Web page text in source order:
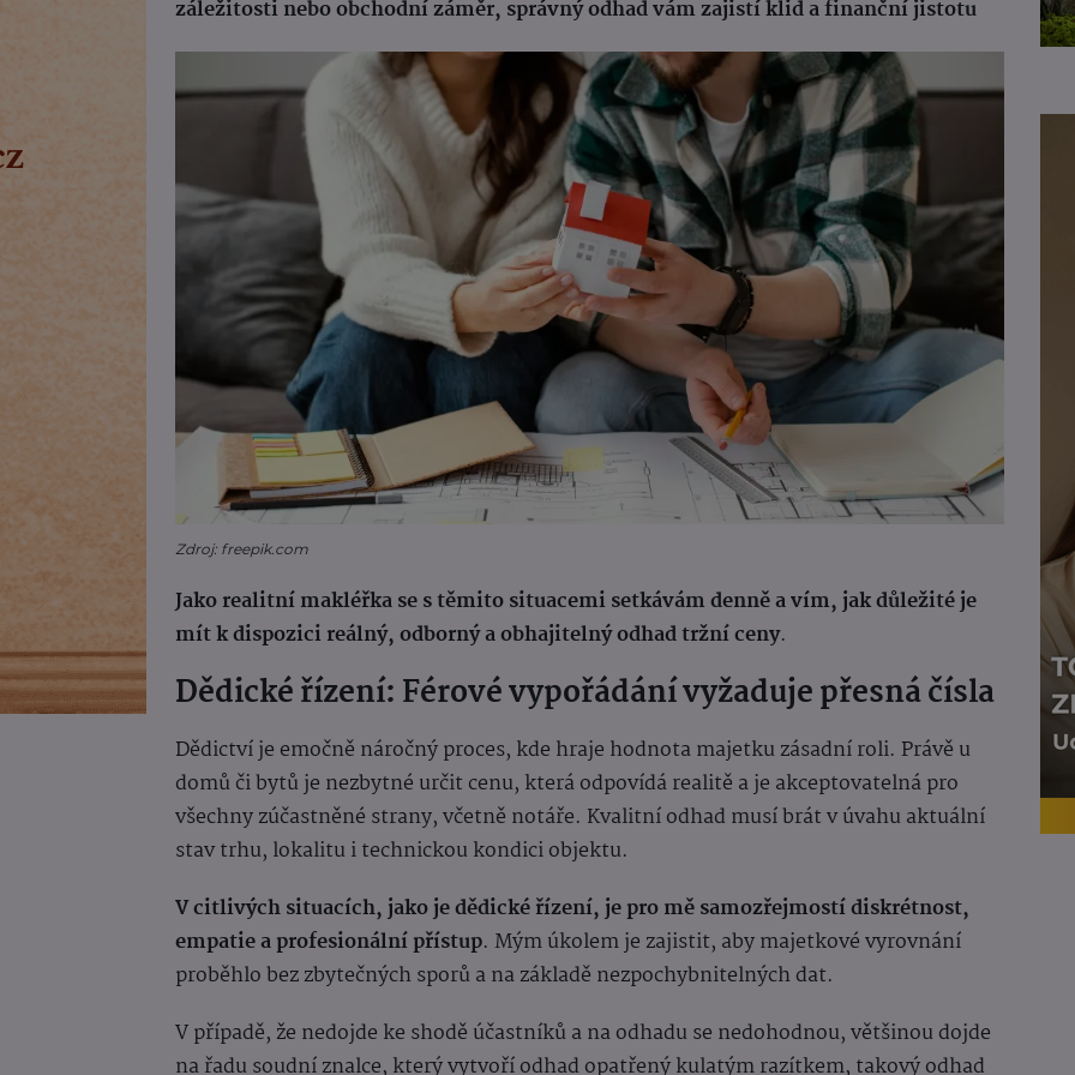
záležitosti nebo obchodní záměr, správný odhad vám zajistí klid a finanční jistotu
Zdroj: freepik.com
Jako realitní makléřka se s těmito situacemi setkávám denně a vím, jak důležité je
mít k dispozici reálný, odborný a obhajitelný odhad tržní ceny.
Dědické řízení: Férové vypořádání vyžaduje přesná čísla
Dědictví je emočně náročný proces, kde hraje hodnota majetku zásadní roli. Právě u
domů či bytů je nezbytné určit cenu, která odpovídá realitě a je akceptovatelná pro
všechny zúčastněné strany, včetně notáře. Kvalitní odhad musí brát v úvahu aktuální
stav trhu, lokalitu i technickou kondici objektu.
V citlivých situacích, jako je dědické řízení, je pro mě samozřejmostí diskrétnost,
empatie a profesionální přístup. Mým úkolem je zajistit, aby majetkové vyrovnání
proběhlo bez zbytečných sporů a na základě nezpochybnitelných dat.
V případě, že nedojde ke shodě účastníků a na odhadu se nedohodnou, většinou dojde
na řadu soudní znalce, který vytvoří odhad opatřený kulatým razítkem, takový odhad